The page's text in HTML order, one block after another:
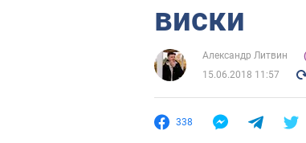
виски
Александр Литвин
15.06.2018 11:57
338